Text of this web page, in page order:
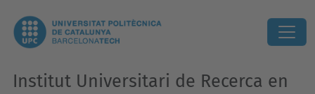
Institut Universitari de Recerca en